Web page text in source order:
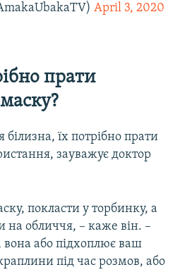
April 3, 2020
прати
їх потрібно прати
зауважує доктор
покласти у торбинку, а
на обличчя, – каже він. –
вона або підхоплює ваш
під час розмов, або